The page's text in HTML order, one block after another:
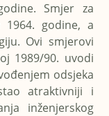
Smjer za
1964. godine, a
Ovi smjerovi
1989/90. uvodi
odsjeka
atraktivniji i
inženjerskog